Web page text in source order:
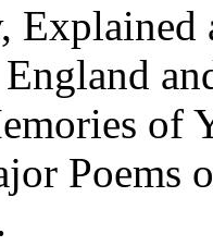
of
Poems